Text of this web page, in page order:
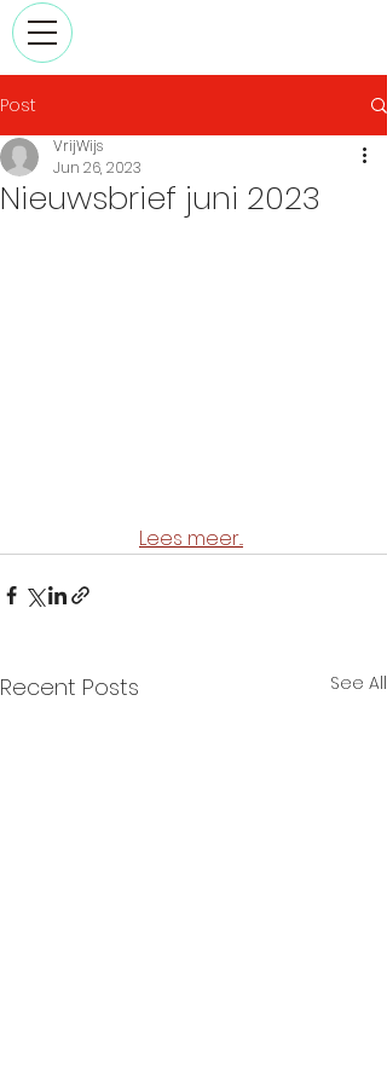
Post
Nieuwsbrief juni 2023
VrijWijs
Jun 26, 2023
Lees meer...
Recent Posts See All